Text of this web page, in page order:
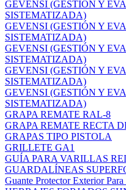
GEVENSI (GESTIÓN Y
SISTEMATIZADA)
GEVENSI (GESTIÓN Y
SISTEMATIZADA)
GEVENSI (GESTIÓN Y
SISTEMATIZADA)
GEVENSI (GESTIÓN Y
SISTEMATIZADA)
GEVENSI (GESTIÓN Y
SISTEMATIZADA)
GRAPA REMATE RAL-8
GRAPA REMATE RECTA
GRAPAS TIPO PISTOLA
GRILLETE GA1
GUÍA PARA VARILLAS
GUARDALÍNEAS
Guante Protector Exterior